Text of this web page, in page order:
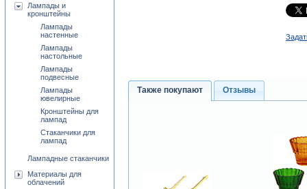
Также покупают Отзывы
Лампады и
кронштейны
Лампады
настенные
Лампады
настольные
Лампады
подвесные
Лампады
ювелирные
Кронштейны для
лампад
Стаканчики для
лампад
Лампадные стаканчики
Материалы для
облачений